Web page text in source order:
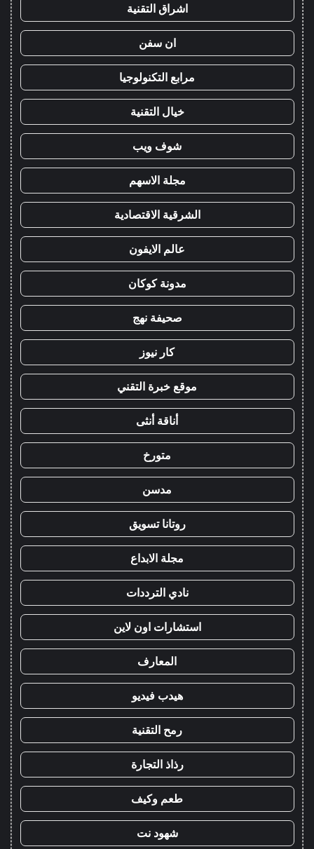
اشراق التقنية
ان سفن
مرابع التكنولوجيا
خيال التقنية
شوف ويب
مجلة الاسهم
الشرقية الاقتصادية
عالم الايفون
مدونة كوكان
صحيفة نهج
كار نيوز
موقع خبرة التقني
أناقة أنثى
متورخ
مدسن
روتانا تسويق
مجلة الابداع
نادي الترددات
استشارات اون لاين
المعارف
هيدب فيديو
رمح التقنية
رذاذ التجارة
طعم وكيف
شهود نت